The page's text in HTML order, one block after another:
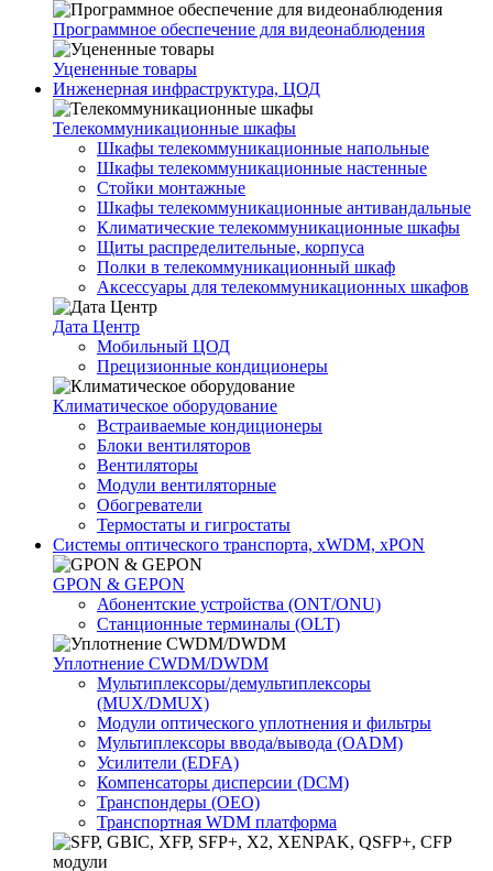
Программное обеспечение для видеонаблюдения
Уцененные товары
Инженерная инфраструктура, ЦОД
Телекоммуникационные шкафы
Шкафы телекоммуникационные напольные
Шкафы телекоммуникационные настенные
Стойки монтажные
Шкафы телекоммуникационные антивандальные
Климатические телекоммуникационные шкафы
Щиты распределительные, корпуса
Полки в телекоммуникационный шкаф
Аксессуары для телекоммуникационных шкафов
Дата Центр
Мобильный ЦОД
Прецизионные кондиционеры
Климатичeское оборудование
Встраиваемые кондиционеры
Блоки вентиляторов
Вентиляторы
Модули вентиляторные
Обогреватели
Термостаты и гигростаты
Системы оптического транспорта, xWDM, xPON
GPON & GEPON
Абонентские устройства (ONT/ONU)
Станционные терминалы (OLT)
Уплотнение CWDM/DWDM
Мультиплексоры/демультиплексоры
(MUX/DMUX)
Модули оптического уплотнения и фильтры
Мультиплексоры ввода/вывода (OADM)
Усилители (EDFA)
Компенсаторы дисперсии (DCM)
Транспондеры (OEO)
Транспортная WDM платформа